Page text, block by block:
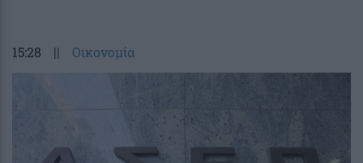
15:28 || Οικονομία